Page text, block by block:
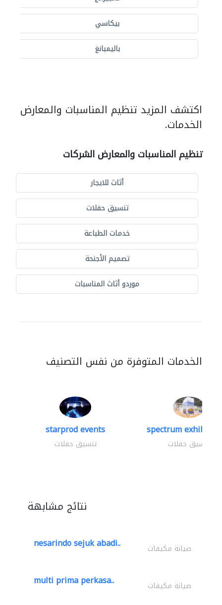
بيكاسي
باليمبانغ
اكتشف المزيد تنظيم المناسبات والمعارض
الخدمات.
تنظيم المناسبات والمعارض الشركات
أثاث للايجار
تنسيق حفلات
خدمات الطباعة
تصميم الأجنحة
موردو أثاث المناسبات
الخدمات المتوفرة من نفس التصنيف
starprod events
تنسيق حفلات
spectrum
تنسيق حفلات
نتائج مشابهة
nesarindo sejuk abadi.. صيانة مكيفات
multi prima perkasa.. صيانة مكيفات